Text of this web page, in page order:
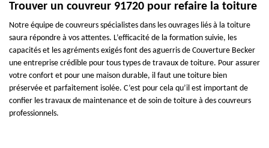
Trouver un couvreur 91720 pour refaire la toiture
Notre équipe de couvreurs spécialistes dans les ouvrages liés à la toiture
saura répondre à vos attentes. L’efficacité de la formation suivie, les
capacités et les agréments exigés font des aguerris de Couverture Becker
une entreprise crédible pour tous types de travaux de toiture. Pour assurer
votre confort et pour une maison durable, il faut une toiture bien
préservée et parfaitement isolée. C’est pour cela qu’il est important de
confier les travaux de maintenance et de soin de toiture à des couvreurs
professionnels.